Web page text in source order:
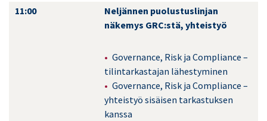
11:00
Neljännen puolustuslinjan
näkemys GRC:stä, yhteistyö
Governance, Risk ja Compliance –
tilintarkastajan lähestyminen
Governance, Risk ja Compliance –
yhteistyö sisäisen tarkastuksen
kanssa